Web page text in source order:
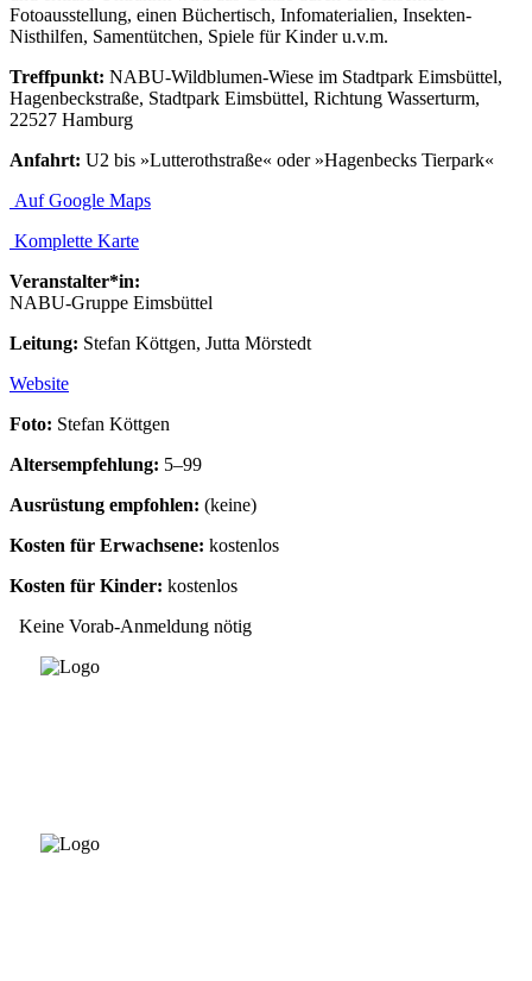
Fotoausstellung, einen Büchertisch, Infomaterialien, Insekten-
Nisthilfen, Samentütchen, Spiele für Kinder u.v.m.
Treffpunkt: NABU-Wildblumen-Wiese im Stadtpark Eimsbüttel,
Hagenbeckstraße, Stadtpark Eimsbüttel, Richtung Wasserturm,
22527 Hamburg
Anfahrt: U2 bis »Lutterothstraße« oder »Hagenbecks Tierpark«
Auf Google Maps
Komplette Karte
Veranstalter*in:
NABU-Gruppe Eimsbüttel
Leitung: Stefan Köttgen, Jutta Mörstedt
Website
Foto: Stefan Köttgen
Altersempfehlung: 5–99
Ausrüstung empfohlen: (keine)
Kosten für Erwachsene: kostenlos
Kosten für Kinder: kostenlos
Keine Vorab-Anmeldung nötig